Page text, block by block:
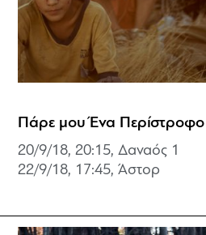
Πάρε μου Ένα
20/9/18, 20:15, Δαναός 1
22/9/18, 17:45, Άστορ